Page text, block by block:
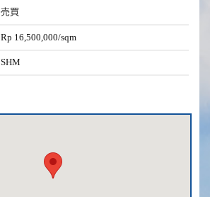
売買
Rp 16,500,000/sqm
SHM